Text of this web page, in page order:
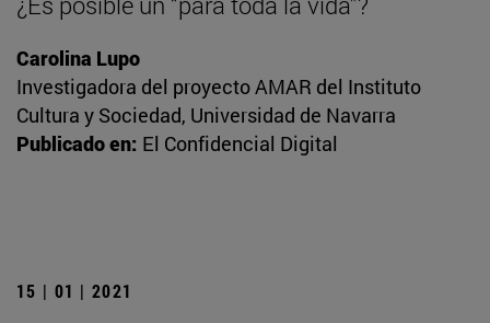
Carolina Lupo
Investigadora del proyecto AMAR del Instituto
Cultura y Sociedad, Universidad de Navarra
Publicado en: El Confidencial Digital
15 | 01 | 2021